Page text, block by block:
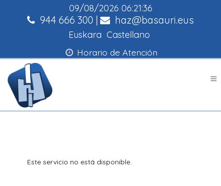
09/08/2026 06:21:37
944 666 300 | haz@basauri.eus
Euskara Castellano
Horario de Atención